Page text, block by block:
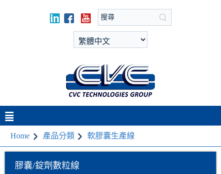
Home 產品分類 軟膠囊生產線
膠囊/錠劑數粒線